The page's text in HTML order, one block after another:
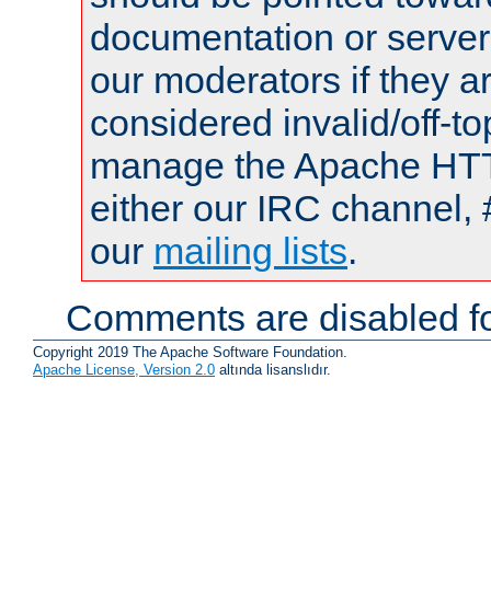
documentation or
our moderators if they
considered invalid/off-
manage the Apache
either our IRC channel,
our mailing lists.
Comments are disabled
Copyright 2019 The Apache Software Foundation.
Apache License, Version 2.0 altında lisanslıdır.